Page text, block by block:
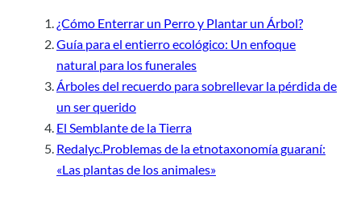
¿Cómo Enterrar un Perro y Plantar un Árbol?
Guía para el entierro ecológico: Un enfoque
natural para los funerales
Árboles del recuerdo para sobrellevar la pérdida de
un ser querido
El Semblante de la Tierra
Redalyc.Problemas de la etnotaxonomía guaraní:
«Las plantas de los animales»